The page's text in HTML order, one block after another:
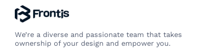
We’re a diverse and passionate team that takes
ownership of your design and empower you.